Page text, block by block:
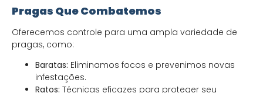
Pragas Que Combatemos
Oferecemos controle para uma ampla variedade de
pragas, como:
Baratas: Eliminamos focos e prevenimos novas
infestações.
Ratos: Técnicas eficazes para proteger seu